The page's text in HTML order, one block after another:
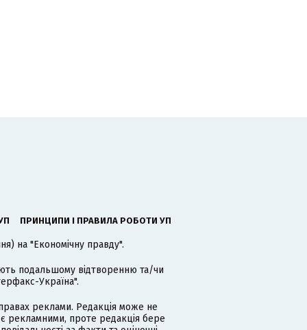
ПРИНЦИПИ І ПРАВИЛА РОБОТИ УП
на "Економічну правду".
подальшому відтворенню та/чи
Україна".
реклами. Редакція може не
рекламними, проте редакція бере